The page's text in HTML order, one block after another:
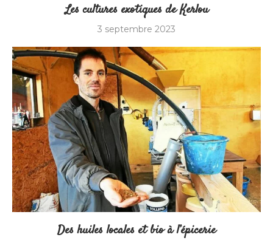
Les cultures exotiques de Kerlou
3 septembre 2023
Des huiles locales et bio à l’épicerie